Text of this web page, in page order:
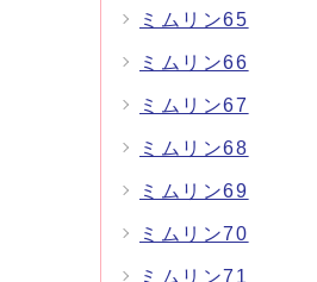
ミムリン65
ミムリン66
ミムリン67
ミムリン68
ミムリン69
ミムリン70
ミムリン71